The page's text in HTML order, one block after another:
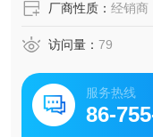
厂商性质： 经销商
访问量： 79
服务热线
86-